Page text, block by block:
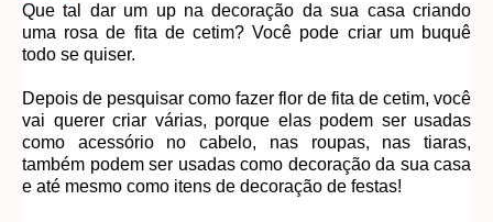
Que tal dar um up na decoração da sua casa criando
uma rosa de fita de cetim? Você pode criar um buquê
todo se quiser.
Depois de pesquisar como fazer flor de fita de cetim, você
vai querer criar várias, porque elas podem ser usadas
como acessório no cabelo, nas roupas, nas tiaras,
também podem ser usadas como decoração da sua casa
e até mesmo como itens de decoração de festas!